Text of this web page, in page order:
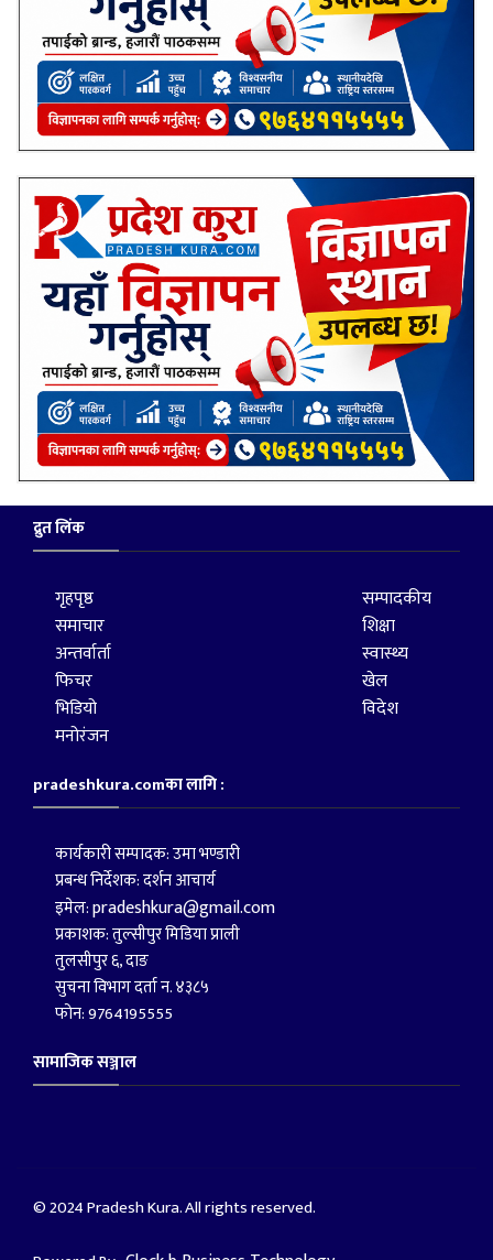
द्रुत लिंक
गृहपृष्ठ
समाचार
अन्तर्वार्ता
फिचर
भिडियो
मनोरंजन
सम्पादकीय
शिक्षा
स्वास्थ्य
खेल
विदेश
pradeshkura.comका लागि :
कार्यकारी सम्पादक: उमा भण्डारी
प्रबन्ध निर्देशक: दर्शन आचार्य
इमेल:pradeshkura@gmail.com
प्रकाशक: तुल्सीपुर मिडिया प्राली
तुलसीपुर ६, दाङ
सुचना विभाग दर्ता न. ४३८५
फोन: 9764195555
सामाजिक सञ्जाल
© 2024 Pradesh Kura. All rights reserved.